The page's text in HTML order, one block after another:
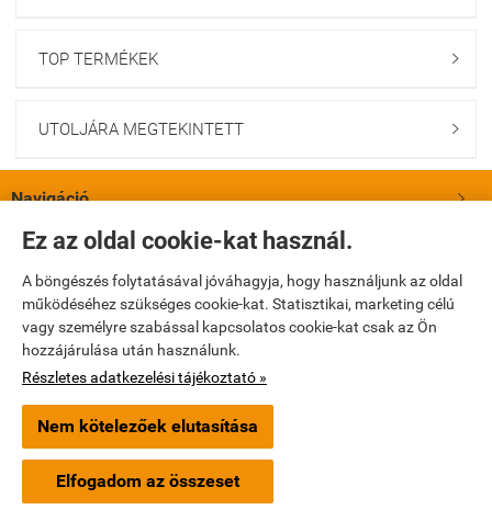
Ez az oldal cookie-kat használ.
A böngészés folytatásával jóváhagyja, hogy használjunk az oldal
működéséhez szükséges cookie-kat. Statisztikai, marketing célú
vagy személyre szabással kapcsolatos cookie-kat csak az Ön
hozzájárulása után használunk.
Részletes adatkezelési tájékoztató »
Nem kötelezőek elutasítása
Elfogadom az összeset
TOP TERMÉKEK 
UTOLJÁRA MEGTEKINTETT 
Navigáció 
Saját fiók
Bemutatkozás
Elérhetőségek
Webáruház készítés